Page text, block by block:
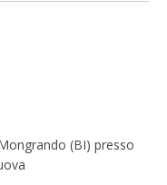
(BI) presso